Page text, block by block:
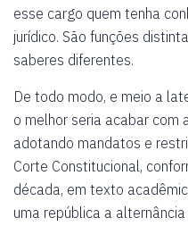
esse cargo quem tenha
jurídico. São funções
saberes diferentes.
De todo modo, e meio a
o melhor seria acabar com
adotando mandatos e
Corte Constitucional,
década, em texto
uma república a